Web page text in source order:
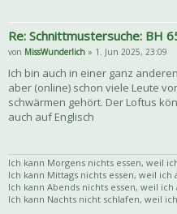
Re: Schnittmustersuche: BH
von MissWunderlich » 1. Jun 2025, 23:09
Ich bin auch in einer ganz
aber (online) schon viele Leute
schwärmen gehört. Der Loftus
auch auf Englisch
Ich kann Morgens nichts essen, weil
Ich kann Mittags nichts essen, weil ich
Ich kann Abends nichts essen, weil ich
Ich kann Nachts nicht schlafen, weil